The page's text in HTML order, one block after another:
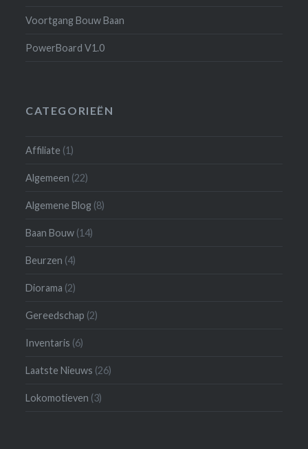
Voortgang Bouw Baan
PowerBoard V1.0
CATEGORIEËN
Affiliate (1)
Algemeen (22)
Algemene Blog (8)
Baan Bouw (14)
Beurzen (4)
Diorama (2)
Gereedschap (2)
Inventaris (6)
Laatste Nieuws (26)
Lokomotieven (3)